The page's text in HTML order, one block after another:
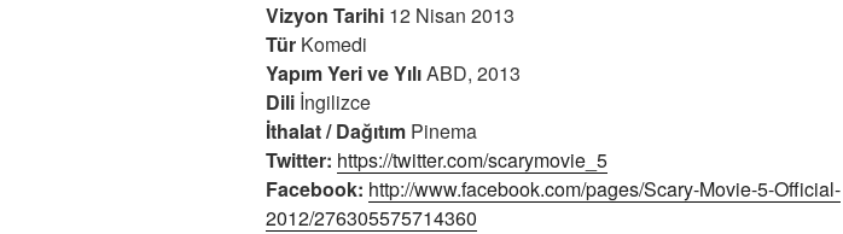
Vizyon Tarihi 12 Nisan 2013
Tür Komedi
Yapım Yeri ve YılıABD, 2013
Dili İngilizce
İthalat / Dağıtım Pinema
Twitter: https://twitter.com/scarymovie_5
Facebook: http://www.facebook.com/pages/Scary-Movie-5-Official-
2012/276305575714360